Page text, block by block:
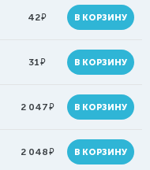
42руб. В КОРЗИНУ
31руб. В КОРЗИНУ
2 047руб. В КОРЗИНУ
2 048руб. В КОРЗИНУ